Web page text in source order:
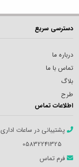
دسترسی سریع
درباره ما
تماس با ما
بلاگ
طرح
اطلاعات تماس
پشتیبانی در ساعات اداری
05832241325
فرم تماس